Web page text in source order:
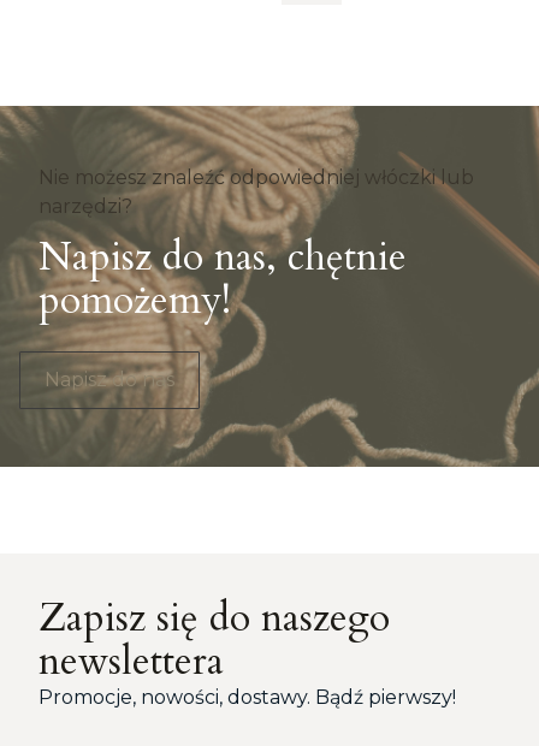
Nie możesz znaleźć odpowiedniej włóczki lub
narzędzi?
Napisz do nas, chętnie
pomożemy!
Napisz do nas
Zapisz się do naszego
newslettera
Promocje, nowości, dostawy. Bądź pierwszy!